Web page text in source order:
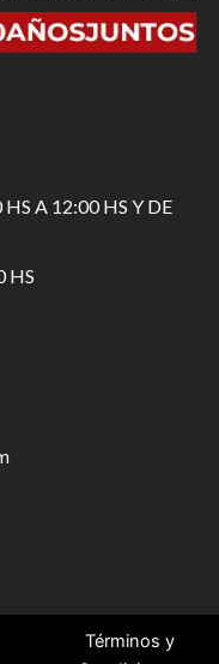
A 12:00 HS Y DE
HS
Términos y